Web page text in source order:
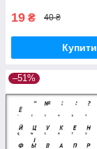
19 ₴ 40 ₴
Купити
–51%